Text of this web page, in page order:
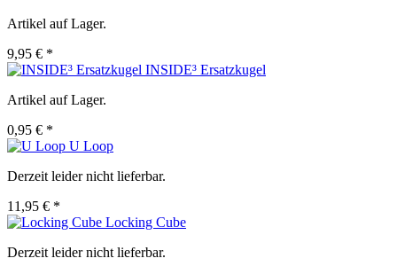
Artikel auf Lager.
9,95 € *
INSIDE³ Ersatzkugel
Artikel auf Lager.
0,95 € *
U Loop
Derzeit leider nicht lieferbar.
11,95 € *
Locking Cube
Derzeit leider nicht lieferbar.